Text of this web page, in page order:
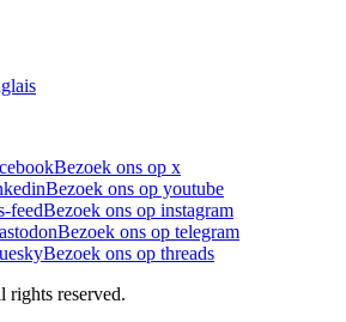
Bezoek ons op x
Bezoek ons op youtube
feedBezoek ons op instagram
Bezoek ons op telegram
Bezoek ons op threads
reserved.